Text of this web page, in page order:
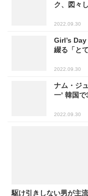
ク、図々
2022.09.30
Girl’s Day
綴る「と
2022.09.30
ナム・ジ
一’ 韓国
2022.09.30
駆け引きしない男が主